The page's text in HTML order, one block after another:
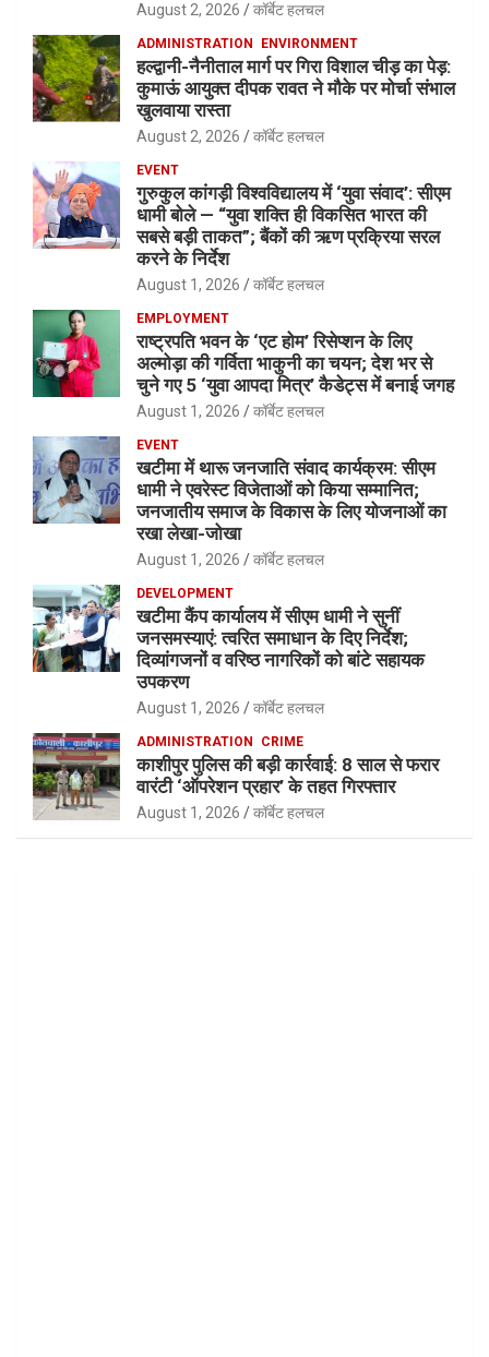
August 2, 2026 कॉर्बेट हलचल
ADMINISTRATION ENVIRONMENT
हल्द्वानी-नैनीताल मार्ग पर गिरा विशाल चीड़ का पेड़:
कुमाऊं आयुक्त दीपक रावत ने मौके पर मोर्चा संभाल
खुलवाया रास्ता
August 2, 2026 कॉर्बेट हलचल
EVENT
गुरुकुल कांगड़ी विश्वविद्यालय में ‘युवा संवाद’: सीएम
धामी बोले — “युवा शक्ति ही विकसित भारत की
सबसे बड़ी ताकत”; बैंकों की ऋण प्रक्रिया सरल
करने के निर्देश
August 1, 2026 कॉर्बेट हलचल
EMPLOYMENT
राष्ट्रपति भवन के ‘एट होम’ रिसेप्शन के लिए
अल्मोड़ा की गर्विता भाकुनी का चयन; देश भर से
चुने गए 5 ‘युवा आपदा मित्र’ कैडेट्स में बनाई जगह
August 1, 2026 कॉर्बेट हलचल
EVENT
खटीमा में थारू जनजाति संवाद कार्यक्रम: सीएम
धामी ने एवरेस्ट विजेताओं को किया सम्मानित;
जनजातीय समाज के विकास के लिए योजनाओं का
रखा लेखा-जोखा
August 1, 2026 कॉर्बेट हलचल
DEVELOPMENT
खटीमा कैंप कार्यालय में सीएम धामी ने सुनीं
जनसमस्याएं: त्वरित समाधान के दिए निर्देश;
दिव्यांगजनों व वरिष्ठ नागरिकों को बांटे सहायक
उपकरण
August 1, 2026 कॉर्बेट हलचल
ADMINISTRATION CRIME
काशीपुर पुलिस की बड़ी कार्रवाई: 8 साल से फरार
वारंटी ‘ऑपरेशन प्रहार’ के तहत गिरफ्तार
August 1, 2026 कॉर्बेट हलचल